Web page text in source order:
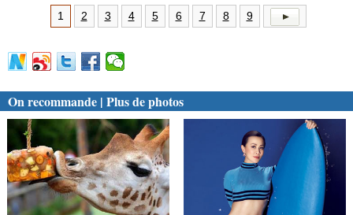
TOURISME
DOSSIERS PHOTOS
VIDÉOS
1 2 3 4 5 6 7 8 9
On recommande | Plus de photos